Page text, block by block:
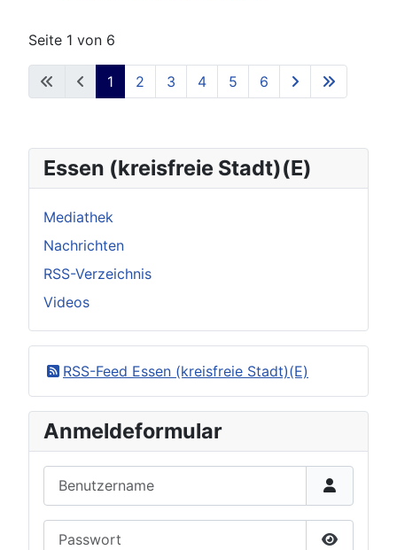
Seite 1 von 6
1 2 3 4 5 6
Essen (kreisfreie Stadt)(E)
Mediathek
Nachrichten
RSS-Verzeichnis
Videos
RSS-Feed Essen (kreisfreie Stadt)(E)
Anmeldeformular